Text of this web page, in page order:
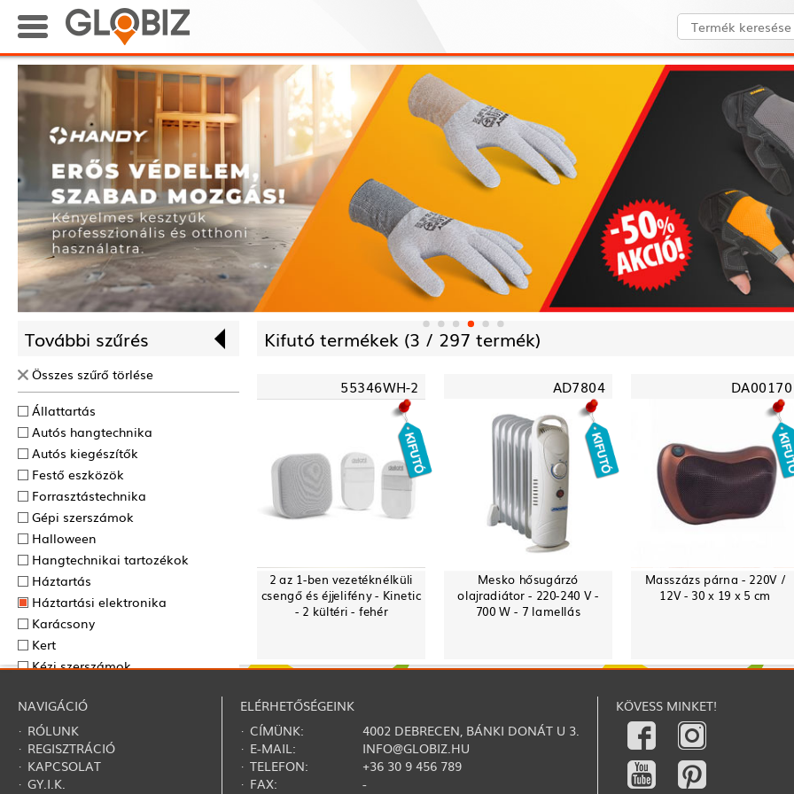
További szűrés
Összes szűrő törlése
Állattartás
Autós hangtechnika
Autós kiegészítők
Festő eszközök
Forrasztás­technika
Gépi szerszámok
Halloween
Hangtechnikai tartozékok
Háztartás
Háztartási elektronika
Karácsony
Kert
Kézi szerszámok
Mobil, tablet kiegészítők
Nyár
Otthon világítástechnika
Ruházat
Kifutó termékek (3 / 297 termék)
55346WH-2
2 az 1-ben vezetéknélküli
csengő és éjjelifény - Kinetic
- 2 kültéri - fehér
AD7804
Mesko hősugárzó
olajradiátor - 220-240 V -
700 W - 7 lamellás
DA00170
Masszázs párna - 220V /
12V - 30 x 19 x 5 cm
NAVIGÁCIÓ
· RÓLUNK
· REGISZTRÁCIÓ
· KAPCSOLAT
· GY.I.K.
ELÉRHETŐSÉGEINK
· CÍMÜNK:
4002 DEBRECEN, BÁNKI DONÁT U 3.
· E-MAIL:
INFO@GLOBIZ.HU
· TELEFON:
+36 30 9 456 789
· FAX:
-
KÖVESS MINKET!